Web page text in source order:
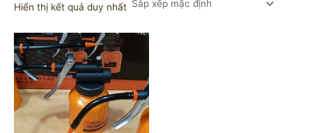
Hiển thị kết quả duy nhất